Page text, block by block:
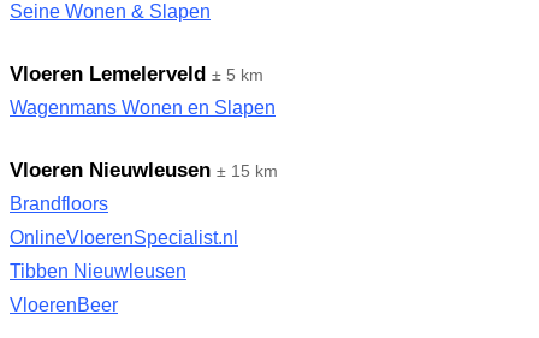
Seine Wonen & Slapen
Vloeren Lemelerveld ± 5 km
Wagenmans Wonen en Slapen
Vloeren Nieuwleusen ± 15 km
Brandfloors
OnlineVloerenSpecialist.nl
Tibben Nieuwleusen
VloerenBeer